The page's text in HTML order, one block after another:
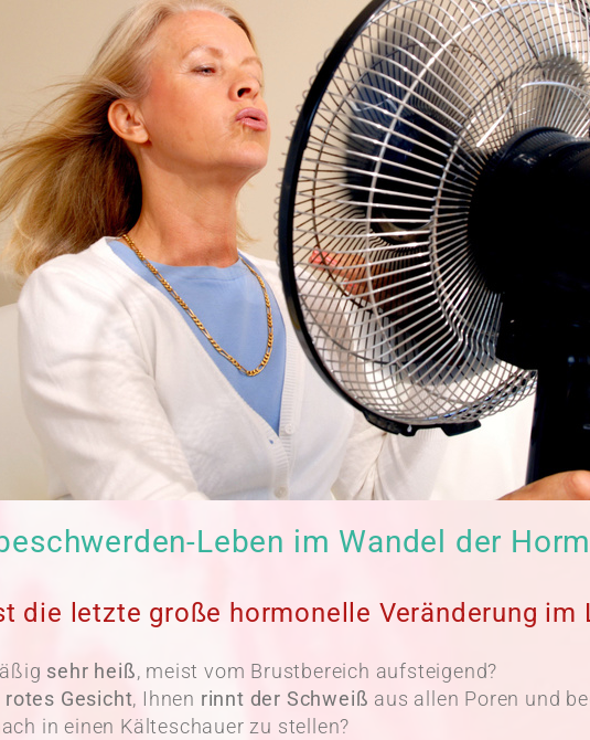
Leben im Wandel der
die letzte große hormonelle Veränderung im
sehr heiß, meist vom Brustbereich aufsteigend?
rotes Gesicht, Ihnen rinnt der Schweiß aus allen Poren und
in einen Kälteschauer zu stellen?